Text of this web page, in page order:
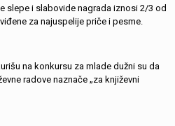
slepe i slabovide nagrada iznosi 2/3 od
za najuspelije priče i pesme.
na konkursu za mlade dužni su da
radove naznače „za književni